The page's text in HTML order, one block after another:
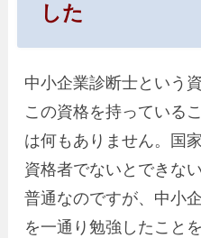
した
中小企業診断士という
この資格を持っている
は何もありません。国
資格者でないとできな
普通なのですが、中小
を一通り勉強したこと